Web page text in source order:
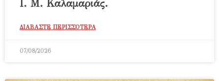
Ι. Μ. Καλαμαριάς.
ΔΙΑΒΑΣΤΕ ΠΕΡΙΣΣΟΤΕΡΑ
07/08/2026